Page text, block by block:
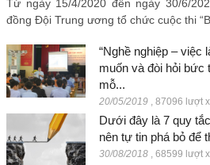
Từ ngày 15/4/2020 đến ngày 30/6/
đồng Đội Trung ương tổ chức cuộc thi
“Nghề nghiệp – việc
muốn và đòi hỏi bức
mỗ...
20/05/2019 87096 lượt
Dưới đây là 7 quy
nên tự tin phá bỏ để
30/08/2018 68599 lượt